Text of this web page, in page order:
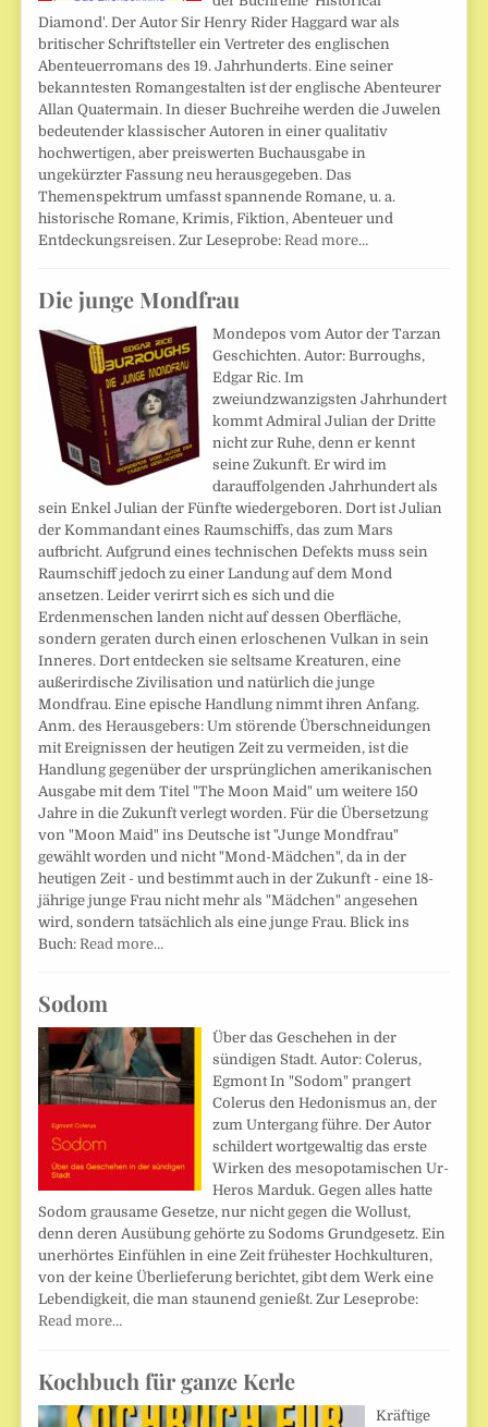
Diamond'. Der Autor Sir Henry Rider Haggard war als
britischer Schriftsteller ein Vertreter des englischen
Abenteuerromans des 19. Jahrhunderts. Eine seiner
bekanntesten Romangestalten ist der englische Abenteurer
Allan Quatermain. In dieser Buchreihe werden die Juwelen
bedeutender klassischer Autoren in einer qualitativ
hochwertigen, aber preiswerten Buchausgabe in
ungekürzter Fassung neu herausgegeben. Das
Themenspektrum umfasst spannende Romane, u. a.
historische Romane, Krimis, Fiktion, Abenteuer und
Entdeckungsreisen. Zur Leseprobe:Read more…
Die junge Mondfrau
Mondepos vom Autor der Tarzan
Geschichten. Autor: Burroughs,
Edgar Ric. Im
zweiundzwanzigsten Jahrhundert
kommt Admiral Julian der Dritte
nicht zur Ruhe, denn er kennt
seine Zukunft. Er wird im
darauffolgenden Jahrhundert als
sein Enkel Julian der Fünfte wiedergeboren. Dort ist Julian
der Kommandant eines Raumschiffs, das zum Mars
aufbricht. Aufgrund eines technischen Defekts muss sein
Raumschiff jedoch zu einer Landung auf dem Mond
ansetzen. Leider verirrt sich es sich und die
Erdenmenschen landen nicht auf dessen Oberfläche,
sondern geraten durch einen erloschenen Vulkan in sein
Inneres. Dort entdecken sie seltsame Kreaturen, eine
außerirdische Zivilisation und natürlich die junge
Mondfrau. Eine epische Handlung nimmt ihren Anfang.
Anm. des Herausgebers: Um störende Überschneidungen
mit Ereignissen der heutigen Zeit zu vermeiden, ist die
Handlung gegenüber der ursprünglichen amerikanischen
Ausgabe mit dem Titel "The Moon Maid" um weitere 150
Jahre in die Zukunft verlegt worden. Für die Übersetzung
von "Moon Maid" ins Deutsche ist "Junge Mondfrau"
gewählt worden und nicht "Mond-Mädchen", da in der
heutigen Zeit - und bestimmt auch in der Zukunft - eine 18-
jährige junge Frau nicht mehr als "Mädchen" angesehen
wird, sondern tatsächlich als eine junge Frau. Blick ins
Buch:Read more…
Sodom
Über das Geschehen in der
sündigen Stadt. Autor: Colerus,
Egmont In "Sodom" prangert
Colerus den Hedonismus an, der
zum Untergang führe. Der Autor
schildert wortgewaltig das erste
Wirken des mesopotamischen Ur-
Heros Marduk. Gegen alles hatte
Sodom grausame Gesetze, nur nicht gegen die Wollust,
denn deren Ausübung gehörte zu Sodoms Grundgesetz. Ein
unerhörtes Einfühlen in eine Zeit frühester Hochkulturen,
von der keine Überlieferung berichtet, gibt dem Werk eine
Lebendigkeit, die man staunend genießt. Zur Leseprobe:
Read more…
Kochbuch für ganze Kerle
Kräftige